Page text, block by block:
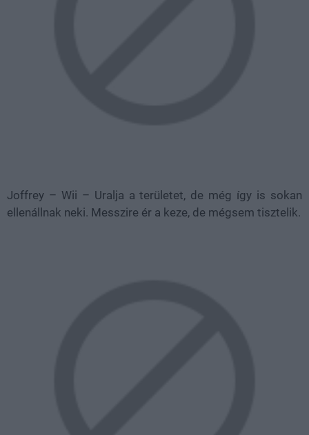
Joffrey – Wii – Uralja a területet, de még így is sokan
ellenállnak neki. Messzire ér a keze, de mégsem tisztelik.